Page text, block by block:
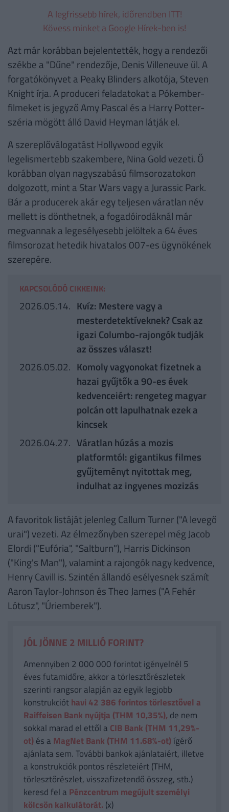
A legfrissebb hírek, időrendben ITT!
Kövess minket a Google Hírek-ben is!
Azt már korábban bejelentették, hogy a rendezői
székbe a "Dűne" rendezője, Denis Villeneuve ül. A
forgatókönyvet a Peaky Blinders alkotója, Steven
Knight írja. A produceri feladatokat a Pókember-
filmeket is jegyző Amy Pascal és a Harry Potter-
széria mögött álló David Heyman látják el.
A szereplőválogatást Hollywood egyik
legelismertebb szakembere, Nina Gold vezeti. Ő
korábban olyan nagyszabású filmsorozatokon
dolgozott, mint a Star Wars vagy a Jurassic Park.
Bár a producerek akár egy teljesen váratlan név
mellett is dönthetnek, a fogadóirodáknál már
megvannak a legesélyesebb jelöltek a 64 éves
filmsorozat hetedik hivatalos 007-es ügynökének
szerepére.
KAPCSOLÓDÓ CIKKEINK:
2026.05.14. Kvíz: Mestere vagy a
mesterdetektíveknek? Csak az
igazi Columbo-rajongók tudják
az összes választ!
2026.05.02. Komoly vagyonokat fizetnek a
hazai gyűjtők a 90-es évek
kedvenceiért: rengeteg magyar
polcán ott lapulhatnak ezek a
kincsek
2026.04.27. Váratlan húzás a mozis
platformtól: gigantikus filmes
gyűjteményt nyitottak meg,
indulhat az ingyenes mozizás
A favoritok listáját jelenleg Callum Turner ("A levegő
urai") vezeti. Az élmezőnyben szerepel még Jacob
Elordi ("Eufória", "Saltburn"), Harris Dickinson
("King's Man"), valamint a rajongók nagy kedvence,
Henry Cavill is. Szintén állandó esélyesnek számít
Aaron Taylor-Johnson és Theo James ("A Fehér
Lótusz", "Úriemberek").
JÓL JÖNNE 2 MILLIÓ FORINT?
Amennyiben 2 000 000 forintot igényelnél 5
éves futamidőre, akkor a törlesztőrészletek
szerinti rangsor alapján az egyik legjobb
konstrukcióthavi 42 386 forintos törlesztővel a
Raiffeisen Bank nyújtja (THM 10,35%), de nem
sokkal marad el ettől a CIB Bank (THM 11,29%-
ot)és a MagNet Bank (THM 11.68%-ot)ígérő
ajánlata sem. További bankok ajánlataiért, illetve
a konstrukciók pontos részleteiért (THM,
törlesztőrészlet, visszafizetendő összeg, stb.)
keresd fel a Pénzcentrum megújult személyi
kölcsön kalkulátorát. (x)